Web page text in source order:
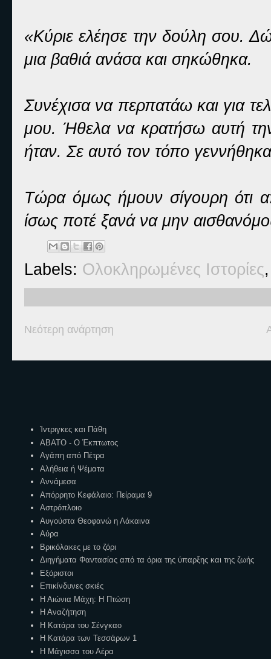
«Κύριε ελέησε την δούλη σου.
μια βαθιά ανάσα και σηκώθηκα.
Συνέχισα να περπατάω και για
μου. Ήθελα να κρατήσω αυτή
ήταν. Σε αυτό τον τόπο
Τώρα όμως ήμουν σίγουρη ότι
ίσως ποτέ ξανά να μην
Labels: Ολοκληρωμένες Ιστορίες
Νεότερη ανάρτηση
Ίντριγκες και Πάθη
ΑΒΑΤΟ - Ο Έκπτωτος
Αγάπη από Πέτρα
Αλήθεια ή Ψέματα
Αννάμεσα
Απόρρητο Κεφάλαιο: Πείραμα 9
Αστρόπλοιο
Αυγούστα Θεοφανώ η Λάκαινα
Αύρα
Βρικόλακες με το ζόρι
Διηγήματα Φαντασίας από τα όρια της ύπαρξης και της ζωής
Εξόριστοι
Επικίνδυνες σκιές
Η Αιώνια Μάχη: Η Πτώση
Η Αναζήτηση
Η Κατάρα του Σένγκαο
Η Κατάρα των Τεσσάρων 1
Η Μάγισσα του Αέρα